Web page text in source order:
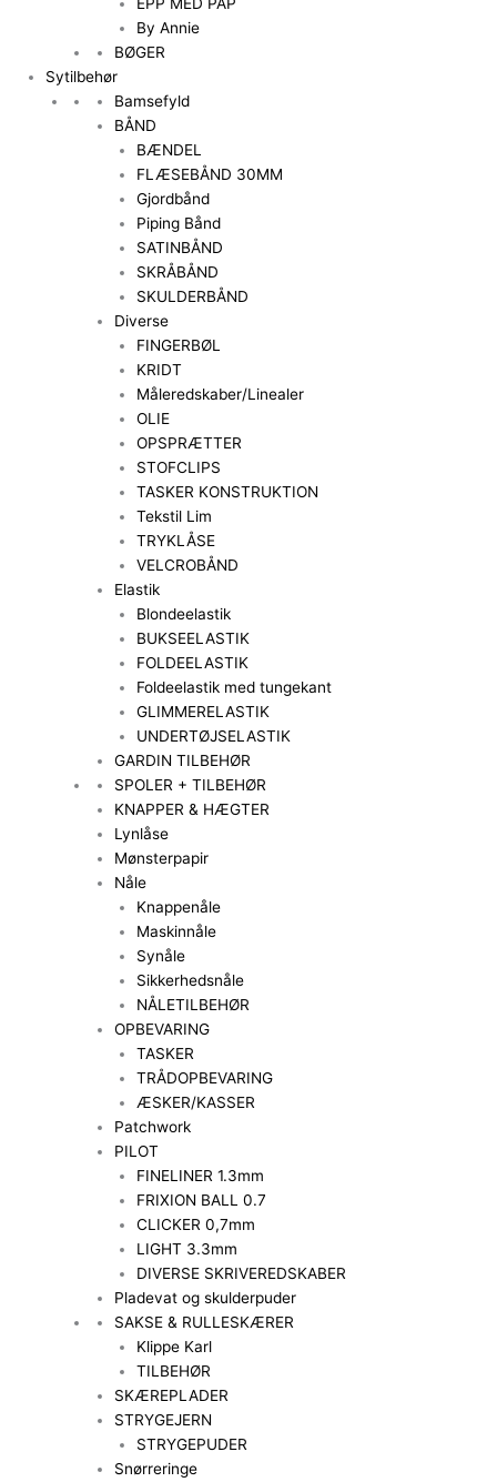
By Annie
BØGER
Sytilbehør
Bamsefyld
BÅND
BÆNDEL
FLÆSEBÅND 30MM
Gjordbånd
Piping Bånd
SATINBÅND
SKRÅBÅND
SKULDERBÅND
Diverse
FINGERBØL
KRIDT
Måleredskaber/Linealer
OLIE
OPSPRÆTTER
STOFCLIPS
TASKER KONSTRUKTION
Tekstil Lim
TRYKLÅSE
VELCROBÅND
Elastik
Blondeelastik
BUKSEELASTIK
FOLDEELASTIK
Foldeelastik med tungekant
GLIMMERELASTIK
UNDERTØJSELASTIK
GARDIN TILBEHØR
SPOLER + TILBEHØR
KNAPPER & HÆGTER
Lynlåse
Mønsterpapir
Nåle
Knappenåle
Maskinnåle
Synåle
Sikkerhedsnåle
NÅLETILBEHØR
OPBEVARING
TASKER
TRÅDOPBEVARING
ÆSKER/KASSER
Patchwork
PILOT
FINELINER 1.3mm
FRIXION BALL 0.7
CLICKER 0,7mm
LIGHT 3.3mm
DIVERSE SKRIVEREDSKABER
Pladevat og skulderpuder
SAKSE & RULLESKÆRER
Klippe Karl
TILBEHØR
SKÆREPLADER
STRYGEJERN
STRYGEPUDER
Snørreringe